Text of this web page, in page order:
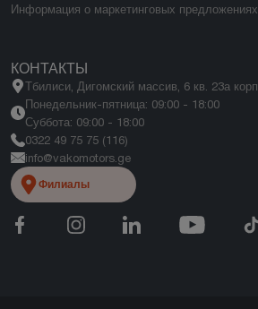
Информация о маркетинговых предложениях
КОНТАКТЫ
Тбилиси, Дигомский массив, 6 кв. 23а корп.
Понедельник-пятница: 09:00 - 18:00
Суббота: 09:00 - 18:00
0322 49 75 75 (116)
info@vakomotors.ge
Филиалы